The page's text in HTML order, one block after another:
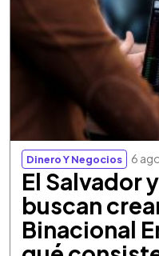
Dinero Y Negocios 6
El Salvador
buscan
Binacional